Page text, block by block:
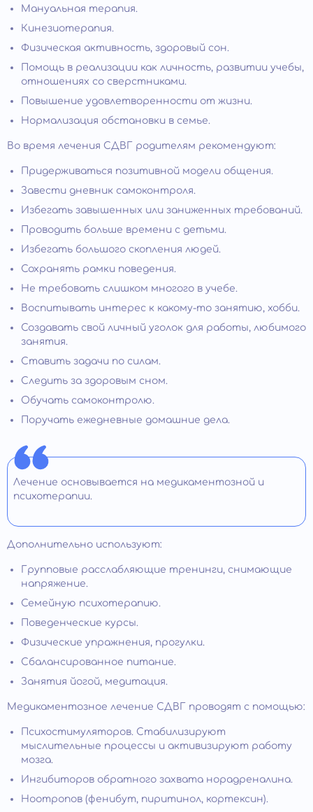
Мануальная терапия.
Кинезиотерапия.
Физическая активность, здоровый сон.
Помощь в реализации как личность, развитии учебы,
отношениях со сверстниками.
Повышение удовлетворенности от жизни.
Нормализация обстановки в семье.
Во время лечения СДВГ родителям рекомендуют:
Придерживаться позитивной модели общения.
Завести дневник самоконтроля.
Избегать завышенных или заниженных требований.
Проводить больше времени с детьми.
Избегать большого скопления людей.
Сохранять рамки поведения.
Не требовать слишком многого в учебе.
Воспитывать интерес к какому-то занятию, хобби.
Создавать свой личный уголок для работы, любимого
занятия.
Ставить задачи по силам.
Следить за здоровым сном.
Обучать самоконтролю.
Поручать ежедневные домашние дела.
Лечение основывается на медикаментозной и
психотерапии.
Дополнительно используют:
Групповые расслабляющие тренинги, снимающие
напряжение.
Семейную психотерапию.
Поведенческие курсы.
Физические упражнения, прогулки.
Сбалансированное питание.
Занятия йогой, медитация.
Медикаментозное лечение СДВГ проводят с помощью:
Психостимуляторов. Стабилизируют
мыслительные процессы и активизируют работу
мозга.
Ингибиторов обратного захвата норадреналина.
Ноотропов (фенибут, пиритинол, кортексин).